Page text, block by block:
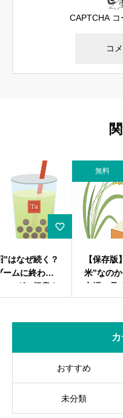
CAPTCHA コ
【保存版】なぜいま“備蓄
米”なのか？——課題山積の
市場に見る新たなマーケテ
ング・戦略
おすすめ
未分類